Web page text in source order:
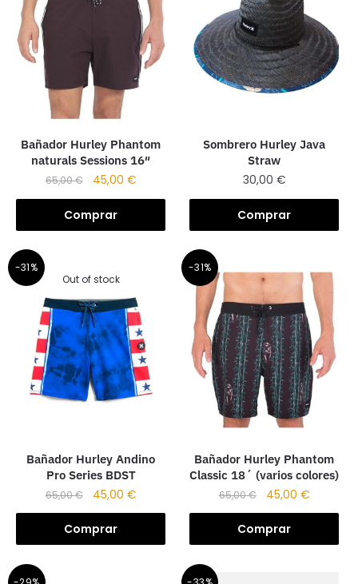
Bañador Hurley Phantom
naturals Sessions 16″
65,00€ 45,00 €
Comprar
Sombrero Hurley Java
Straw
30,00 €
Comprar
-31%
Out of stock
Bañador Hurley Andino
Pro Series BDST
65,00€ 45,00 €
Comprar
-31%
Bañador Hurley Phantom
Classic 18´ (varios colores)
65,00€ 45,00 €
Comprar